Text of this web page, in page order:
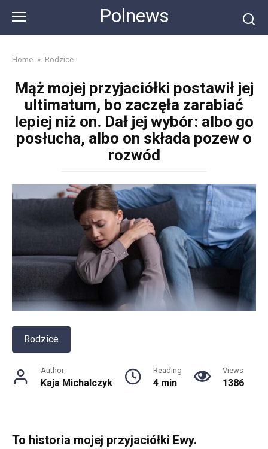
content
Polnews
Home » Rodzice
Mąż mojej przyjaciółki postawił jej
ultimatum, bo zaczęła zarabiać
lepiej niż on. Dał jej wybór: albo go
posłucha, albo on składa pozew o
rozwód
Rodzice
Author
Kaja Michalczyk
Reading
4 min
Views
1386
To historia mojej przyjaciółki Ewy.